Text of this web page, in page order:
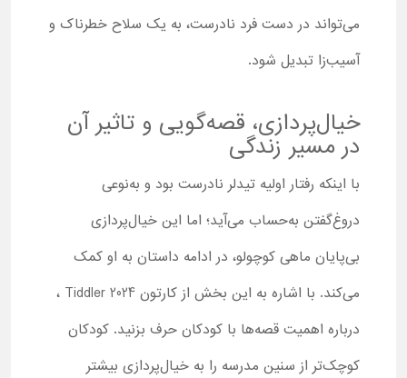
می‌تواند در دست فرد نادرست، به یک سلاح خطرناک و
آسیب‌زا تبدیل شود.
خیال‌پردازی، قصه‌گویی و تاثیر آن
در مسیر زندگی
با اینکه رفتار اولیه تیدلر نادرست بود و به‌نوعی
دروغ‌گفتن به‌حساب می‌آید؛ اما این خیال‌پردازی
بی‌پایان ماهی کوچولو، در ادامه داستان به او کمک
می‌کند. با اشاره به این بخش از کارتون Tiddler 2024 ،
درباره اهمیت قصه‌ها با کودکان حرف بزنید. کودکان
کوچک‌تر از سنین مدرسه را به خیال‌پردازی بیشتر